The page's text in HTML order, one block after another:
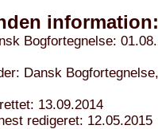
information:
Bogfortegnelse:
Dansk
13.09.2014
redigeret: 12.05.2015